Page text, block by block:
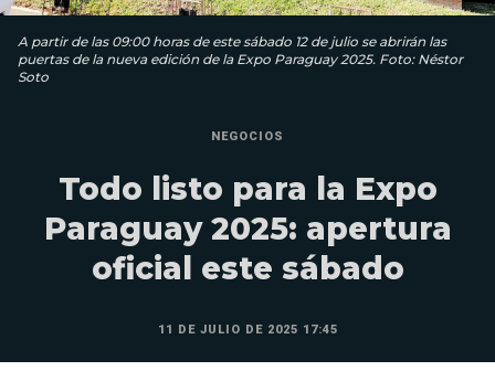
A partir de las 09:00 horas de este sábado 12 de julio se abrirán las
puertas de la nueva edición de la Expo Paraguay 2025. Foto: Néstor
Soto
NEGOCIOS
Todo listo para la Expo
Paraguay 2025: apertura
oficial este sábado
11 DE JULIO DE 2025 17:45